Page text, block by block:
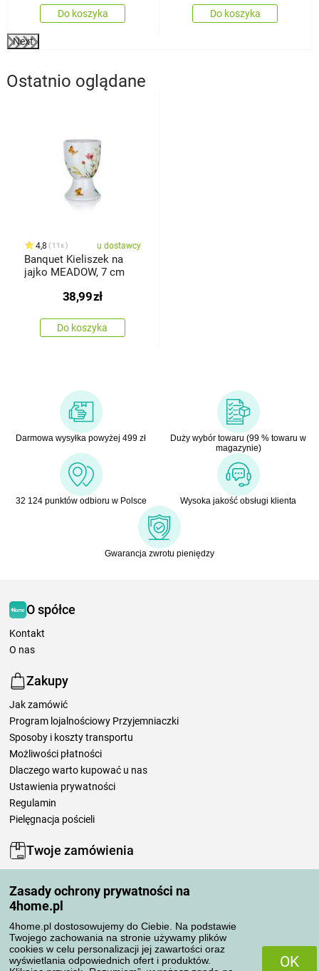
Zasady ochrony prywatności na
4home.pl
4home.pl dostosowujemy do Ciebie. Na podstawie
Twojego zachowania na stronie używamy plików
cookies w celu personalizacji jej zawartości oraz
wyświetlania odpowiednich ofert i produktów.
OK
Do koszyka Do koszyka
Next
Ostatnio oglądane
4,8 11x u dostawcy
Banquet Kieliszek na
jajko MEADOW, 7 cm
38,99zł
Do koszyka
Darmowa wysyłka powyżej 499 zł
Duży wybór towaru (99 % towaru w
magazynie)
32 124 punktów odbioru w Polsce Wysoka jakość obsługi klienta
Gwarancja zwrotu pieniędzy
O spółce
Kontakt
O nas
Zakupy
Jak zamówić
Program lojalnościowy Przyjemniaczki
Sposoby i koszty transportu
Możliwości płatności
Dlaczego warto kupować u nas
Ustawienia prywatności
Regulamin
Pielęgnacja pościeli
Twoje zamówienia
Moje zamówienia
Reklamacje
Odstąpienie od umowy
Zasady przetwarzania recenzji